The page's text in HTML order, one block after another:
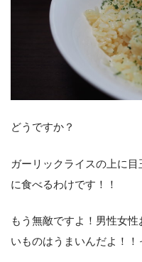
どうですか？
ガーリックライスの上に
に食べるわけです！！
もう無敵ですよ！男性女
いものはうまいんだよ！！